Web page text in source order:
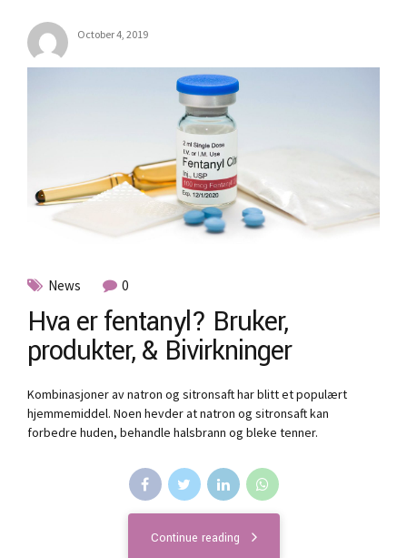
October 4, 2019
News 0
Hva er fentanyl? Bruker,
produkter, & Bivirkninger
Kombinasjoner av natron og sitronsaft har blitt et populært
hjemmemiddel. Noen hevder at natron og sitronsaft kan
forbedre huden, behandle halsbrann og bleke tenner.
Continue reading